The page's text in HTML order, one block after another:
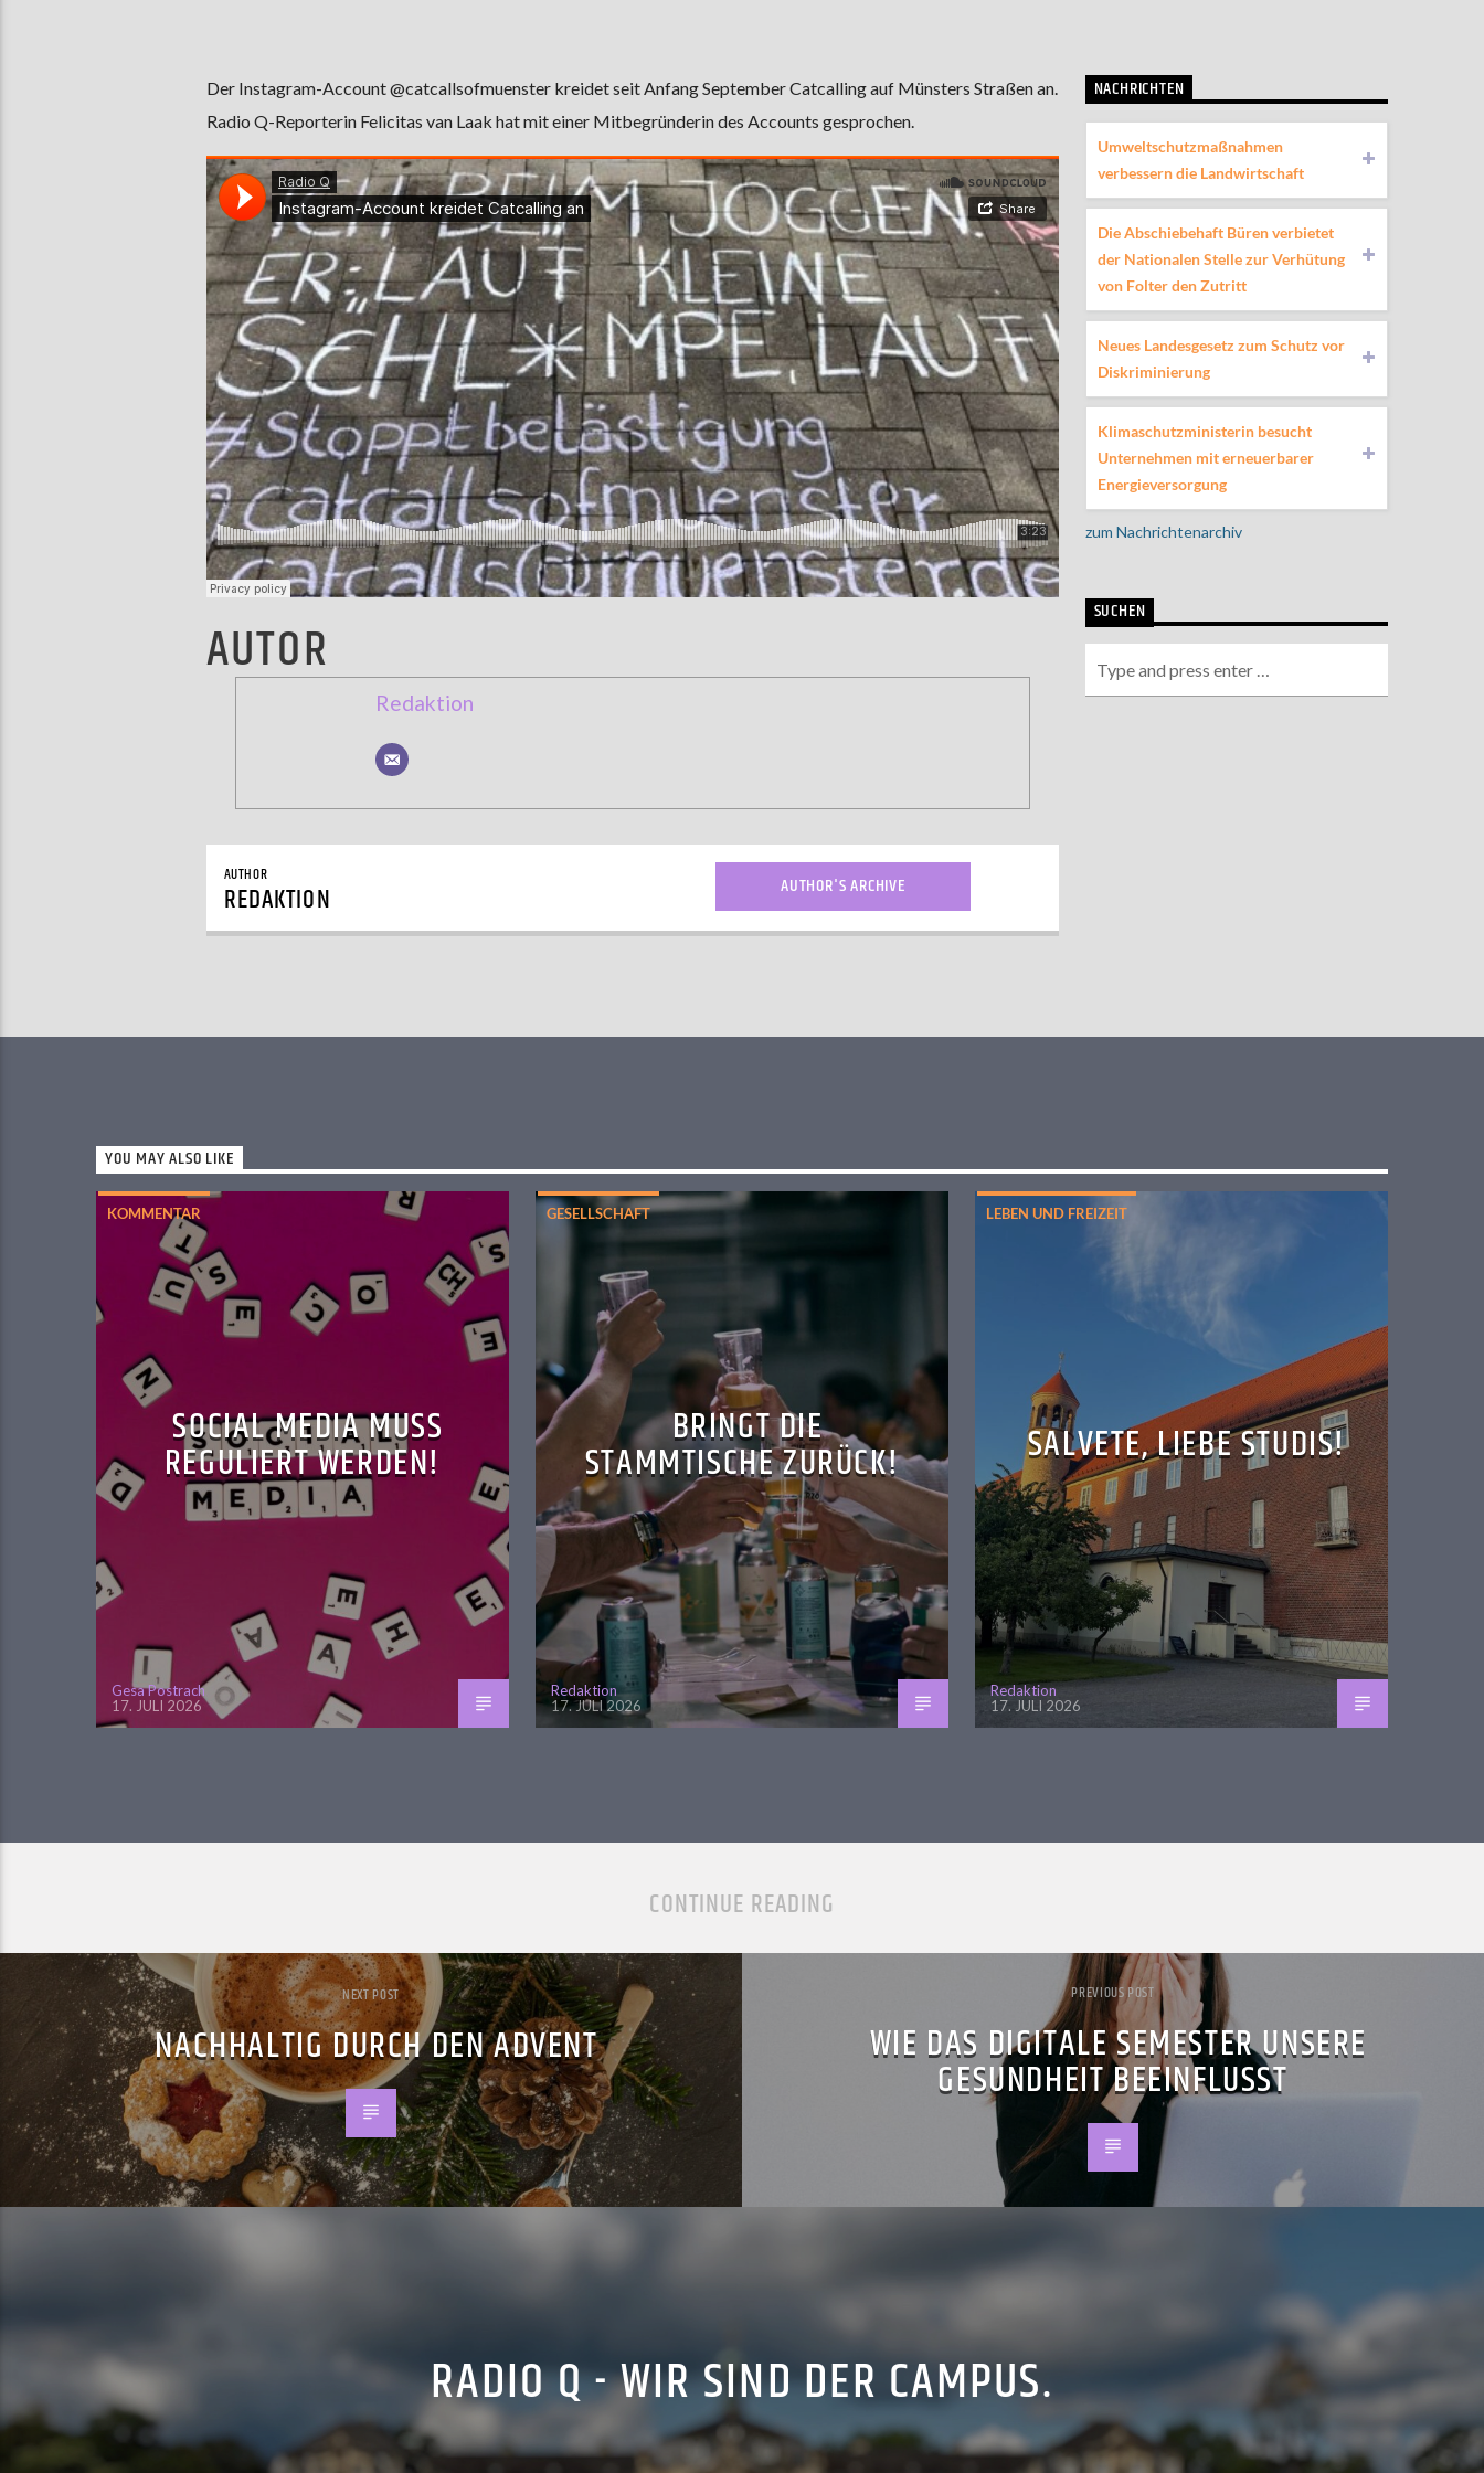
Der Instagram-Account @catcallsofmuenster kreidet seit Anfang September Catcalling auf Münsters Straßen an.
Radio Q-Reporterin Felicitas van Laak hat mit einer Mitbegründerin des Accounts gesprochen.
AUTOR
Redaktion
AUTHOR
REDAKTION AUTHOR'S ARCHIVE
NACHRICHTEN
Umweltschutzmaßnahmen
verbessern die Landwirtschaft
Die Abschiebehaft Büren verbietet
der Nationalen Stelle zur Verhütung
von Folter den Zutritt
Neues Landesgesetz zum Schutz vor
Diskriminierung
Klimaschutzministerin besucht
Unternehmen mit erneuerbarer
Energieversorgung
zum Nachrichtenarchiv
SUCHEN
YOU MAY ALSO LIKE
KOMMENTAR
SOCIAL MEDIA MUSS
REGULIERT WERDEN!
Gesa Postrach
17. JULI 2026
GESELLSCHAFT
BRINGT DIE
STAMMTISCHE ZURÜCK!
Redaktion
17. JULI 2026
LEBEN UND FREIZEIT
SALVETE, LIEBE STUDIS!
Redaktion
17. JULI 2026
CONTINUE READING
NEXT POST
NACHHALTIG DURCH DEN ADVENT
PREVIOUS POST
WIE DAS DIGITALE SEMESTER UNSERE
GESUNDHEIT BEEINFLUSST
RADIO Q - WIR SIND DER CAMPUS.